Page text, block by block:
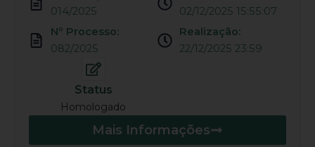
014/2025
Nº Processo:
082/2025
02/12/2025 15:55:07
Realização:
22/12/2025 23:59
Status
Homologado
Mais Informações